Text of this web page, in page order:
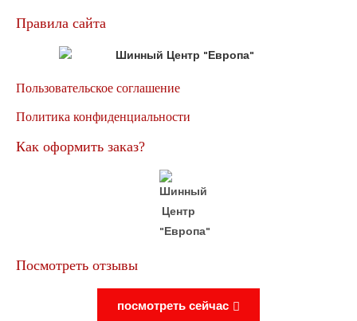
Правила сайта
Пользовательское соглашение
Политика конфиденциальности
Как оформить заказ?
Посмотреть отзывы
посмотреть сейчас